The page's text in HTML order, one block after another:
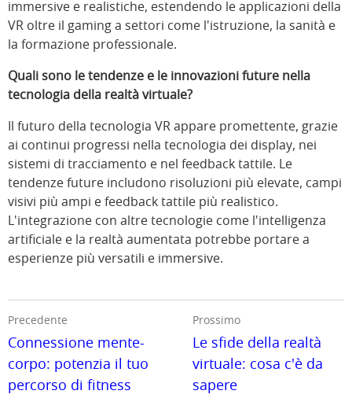
immersive e realistiche, estendendo le applicazioni della
VR oltre il gaming a settori come l'istruzione, la sanità e
la formazione professionale.
Quali sono le tendenze e le innovazioni future nella
tecnologia della realtà virtuale?
Il futuro della tecnologia VR appare promettente, grazie
ai continui progressi nella tecnologia dei display, nei
sistemi di tracciamento e nel feedback tattile. Le
tendenze future includono risoluzioni più elevate, campi
visivi più ampi e feedback tattile più realistico.
L'integrazione con altre tecnologie come l'intelligenza
artificiale e la realtà aumentata potrebbe portare a
esperienze più versatili e immersive.
Precedente
Connessione mente-
corpo: potenzia il tuo
percorso di fitness
Prossimo
Le sfide della realtà
virtuale: cosa c'è da
sapere